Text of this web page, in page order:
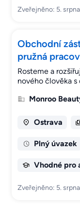
Zveřejněno: 5. srpna
Obchodní
pružná
Rosteme a
nového člověka
Monroo
Ostrava
Plný úvazek
Vhodné pro
Zveřejněno: 5. srpna